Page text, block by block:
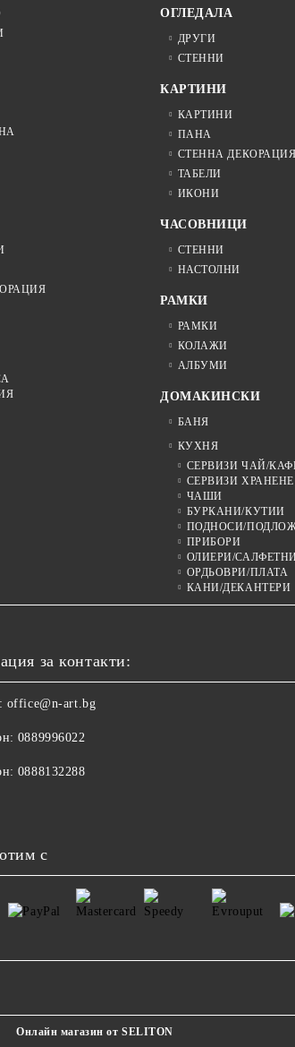
ОГЛЕДАЛА
ДРУГИ
СТЕННИ
КАРТИНИ
КАРТИНИ
ПАНА
СТЕННА ДЕКОРАЦИЯ
ТАБЕЛИ
ИКОНИ
ЧАСОВНИЦИ
СТЕННИ
НАСТОЛНИ
РАМКИ
РАМКИ
КОЛАЖИ
АЛБУМИ
ДОМАКИНСКИ
БАНЯ
КУХНЯ
СЕРВИЗИ ЧАЙ/
СЕРВИЗИ ХРАНЕНЕ
ЧАШИ
БУРКАНИ/КУТИИ
ПОДНОСИ/
ПРИБОРИ
ОЛИЕРИ/
ОРДЬОВРИ/ПЛАТА
КАНИ/ДЕКАНТЕРИ
за контакти:
office@n-art.bg
0889996022
0888132288
с
Онлайн магазин от SELITON